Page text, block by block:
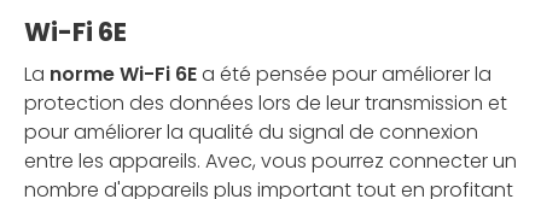
Wi-Fi 6E
La norme Wi-Fi 6Ea été pensée pour améliorer la
protection des données lors de leur transmission et
pour améliorer la qualité du signal de connexion
entre les appareils. Avec, vous pourrez connecter un
nombre d'appareils plus important tout en profitant